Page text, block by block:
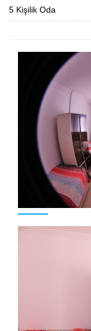
5 Kişilik Oda